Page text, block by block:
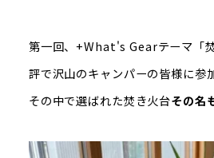
第一回、+What's Gearテーマ「
評で沢山のキャンパーの皆様に参
その中で選ばれた焚き火台その名